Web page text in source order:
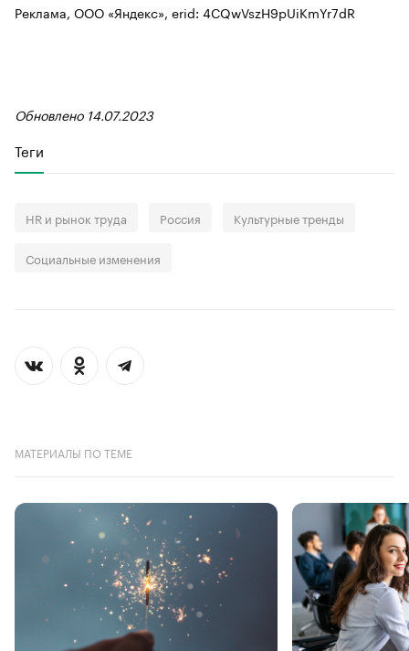
Реклама, ООО «Яндекс», erid: 4CQwVszH9pUiKmYr7dR
Обновлено 14.07.2023
Теги
HR и рынок труда Россия Культурные тренды
Социальные изменения
МАТЕРИАЛЫ ПО ТЕМЕ